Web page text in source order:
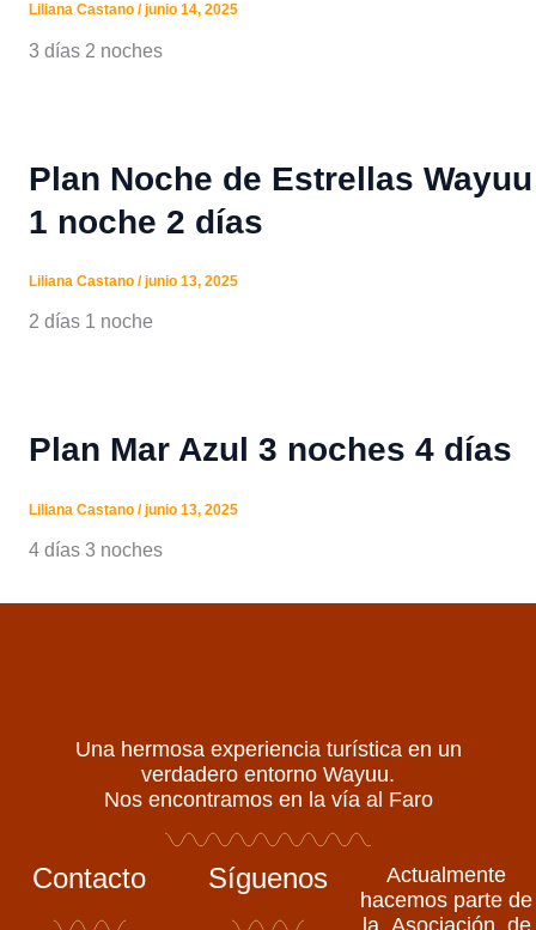
Liliana Castano /junio 14, 2025
3 días 2 noches
Plan Noche de Estrellas Wayuu
1 noche 2 días
Liliana Castano /junio 13, 2025
2 días 1 noche
Plan Mar Azul 3 noches 4 días
Liliana Castano /junio 13, 2025
4 días 3 noches
Una hermosa experiencia turística en un
verdadero entorno Wayuu.
Nos encontramos en la vía al Faro
Contacto Síguenos
Actualmente
hacemos parte de